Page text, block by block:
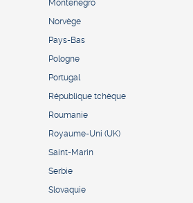
Monténégro
Norvège
Pays-Bas
Pologne
Portugal
République tchèque
Roumanie
Royaume-Uni (UK)
Saint-Marin
Serbie
Slovaquie